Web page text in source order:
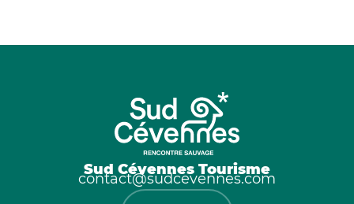
Sud Cévennes Tourisme
contact@sudcevennes.com